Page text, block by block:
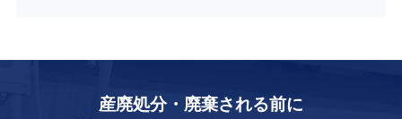
産廃処分・廃棄される前に